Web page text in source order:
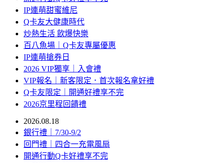
IP連萌甜蜜維尼
Q卡友大健康時代
炒熱生活 飲爆快樂
百八魚場｜Q卡友專屬優惠
IP連萌搶券日
2026 VIP獨享｜入會禮
VIP報名｜新客限定．首次報名拿好禮
Q卡友限定｜開通好禮享不完
2026京里程回饋禮
2026.08.18
銀行禮｜7/30-9/2
回門禮｜四合一充電風扇
開通行動Q卡好禮享不完